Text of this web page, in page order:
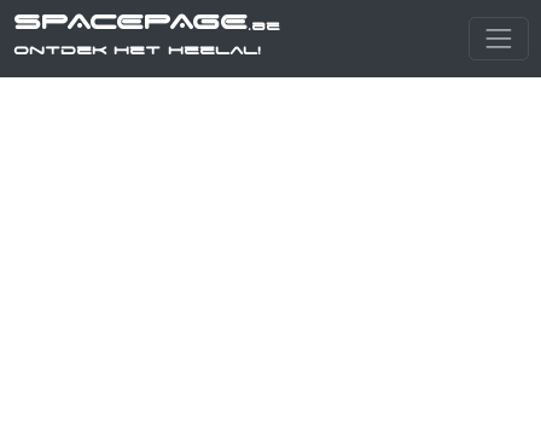
SPACEPAGE.be
Ontdek het heelal!